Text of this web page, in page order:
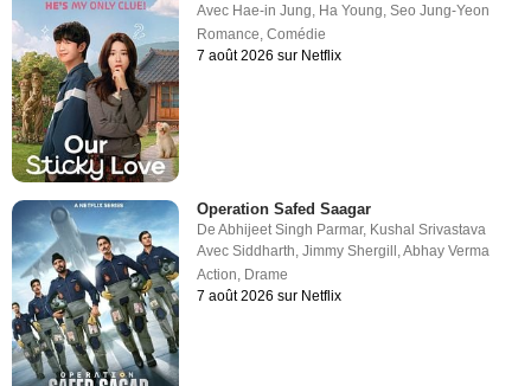
Avec Hae-in Jung, Ha Young,Seo Jung-Yeon
Romance,Comédie
7 août 2026 sur Netflix
Operation Safed Saagar
DeAbhijeet Singh Parmar, Kushal Srivastava
AvecSiddharth,Jimmy Shergill ,Abhay Verma
Action, Drame
7 août 2026 sur Netflix